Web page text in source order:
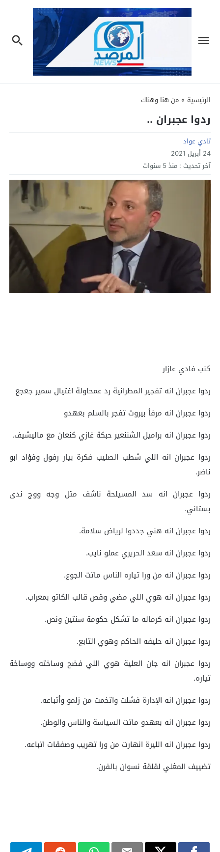
الرئيسية » من هنا وهناك
ردوا عجبران ..
تادي عواد
24 أبريل 2021
آخر تحديث : منذ 5 سنوات
كنب فادي عازار
ردوا عجبران انه تفجير المطرانية رد عمحاولة اغتيال سمير جعجع
ردوا عجبران انه مرفأ بيروت تفجر بالسلم بعهدو
ردوا عجبران انه براميل الشننعير حبكة غازي كنعان مع ماليشيف.
ردوا عجبران انه اللي شطب الصليب فكرة بيار رفول وفؤاد ابو
ناضر.
ردوا عجبران انه سد المسيلحة ناشف متل وجه ووج ندى
بستاني.
ردوا عجبران انه هني جددوا لرياض سلامة.
ردوا عجبران انه سعد الحريري عملو نايب.
ردوا عجبران انه من ورا تياره الناس ماتت الجوع.
ردوا عجبران انه هوي اللي مضي وقص قالب الكاتو بمعراب.
ردوا عجبران انه كرماله ما تشكل حكومة سنتين ونص.
ردوا عجبران انه حليفه الحاكم وهوي التابع.
ردوا عجبران انه جان العلية هوي اللي فضح وساخته ووساخة
تياره.
ردوا عجبران انه الإدارة فشلت واتخمت من زلمو وأتباعه.
ردوا عجبران انه بعهدو ماتت السياسة والناس والوطن.
ردوا عجبران انه الليرة انهارت من ورا تهريب وصفقات اتباعه.
تضييف المغلي لقلقة نسوان بالفرن.